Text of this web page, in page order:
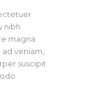
nibh
magna
ad veniam,
suscipit